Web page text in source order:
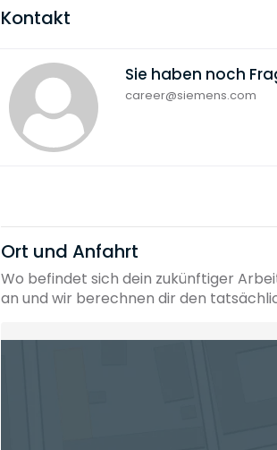
Kontakt
Sie haben noch
career@siemens.com
Ort und Anfahrt
Wo befindet sich dein zukünftiger
an und wir berechnen dir den
Heimatadresse oder Wunschort
Die berechneten Anreisezeiten basieren auf